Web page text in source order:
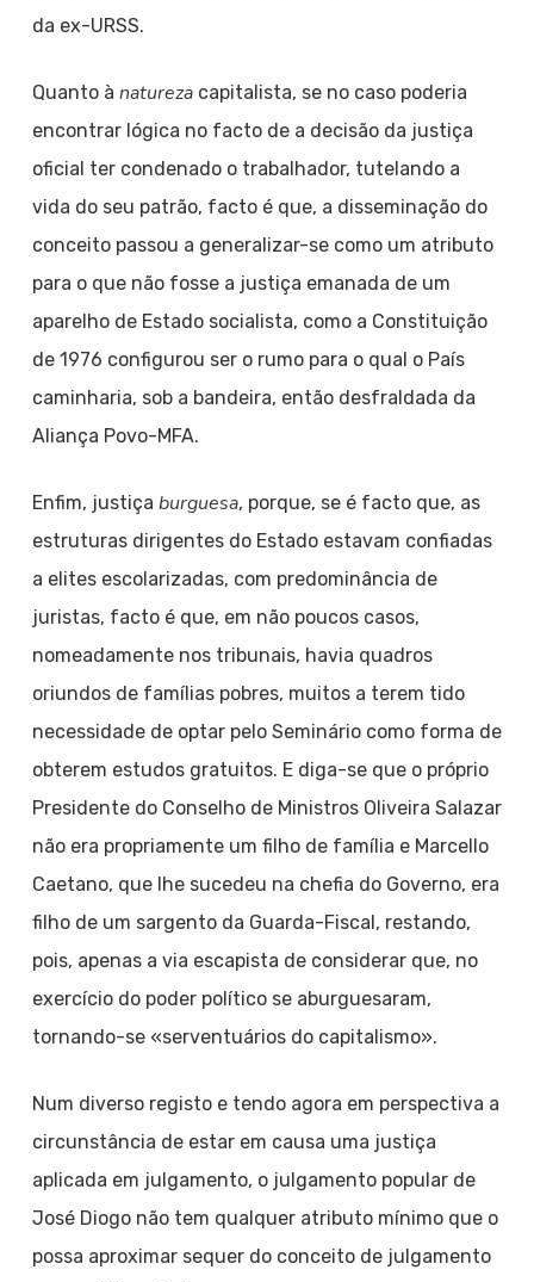
da ex-URSS.
Quanto à naturezacapitalista, se no caso poderia
encontrar lógica no facto de a decisão da justiça
oficial ter condenado o trabalhador, tutelando a
vida do seu patrão, facto é que, a disseminação do
conceito passou a generalizar-se como um atributo
para o que não fosse a justiça emanada de um
aparelho de Estado socialista, como a Constituição
de 1976 configurou ser o rumo para o qual o País
caminharia, sob a bandeira, então desfraldada da
Aliança Povo-MFA.
Enfim, justiça burguesa, porque, se é facto que, as
estruturas dirigentes do Estado estavam confiadas
a elites escolarizadas, com predominância de
juristas, facto é que, em não poucos casos,
nomeadamente nos tribunais, havia quadros
oriundos de famílias pobres, muitos a terem tido
necessidade de optar pelo Seminário como forma de
obterem estudos gratuitos. E diga-se que o próprio
Presidente do Conselho de Ministros Oliveira Salazar
não era propriamente um filho de família e Marcello
Caetano, que lhe sucedeu na chefia do Governo, era
filho de um sargento da Guarda-Fiscal, restando,
pois, apenas a via escapista de considerar que, no
exercício do poder político se aburguesaram,
tornando-se «serventuários do capitalismo».
Num diverso registo e tendo agora em perspectiva a
circunstância de estar em causa uma justiça
aplicada em julgamento, o julgamento popular de
José Diogo não tem qualquer atributo mínimo que o
possa aproximar sequer do conceito de julgamento